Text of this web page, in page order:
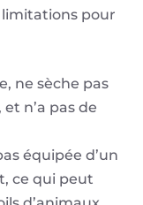
pour
ne sèche pas
n’a pas de
équipée d’un
ce qui peut